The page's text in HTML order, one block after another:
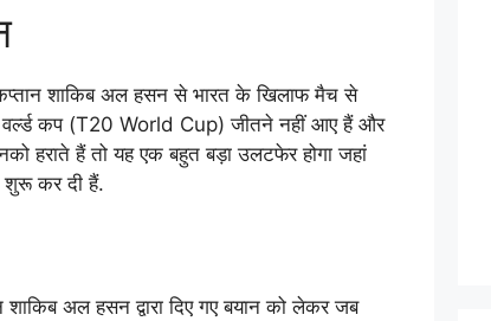
शाकिब अल हसन से भारत के खिलाफ मैच से
वर्ल्ड कप (T20 World Cup) जीतने नहीं आए हैं और
हराते हैं तो यह एक बहुत बड़ा उलटफेर होगा जहां
शुरू कर दी हैं.
अल हसन द्वारा दिए गए बयान को लेकर जब